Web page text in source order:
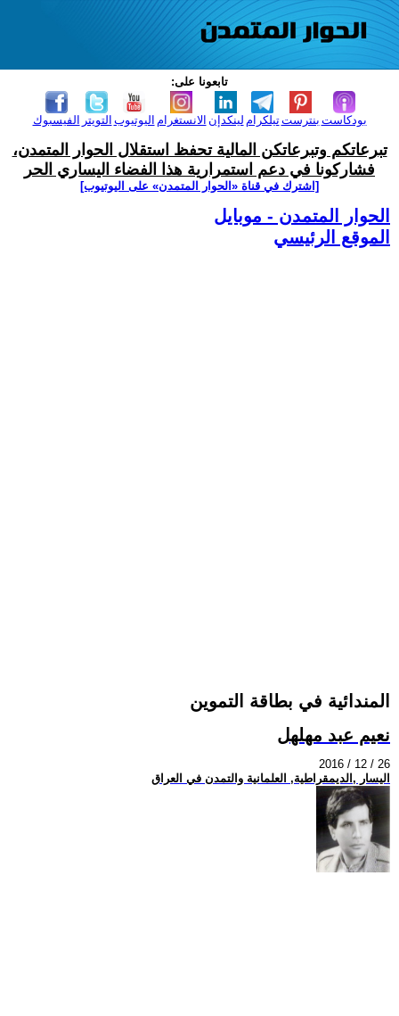
تابعونا على:
الفيسبوك التويتر اليوتيوب الانستغرام لينكدإن تيلكرامبنترست بودكاست
تبرعاتكم وتبرعاتكن المالية تحفظ استقلال الحوار المتمدن،
فشاركونا في دعم استمرارية هذا الفضاء اليساري الحر
[اشترك في قناة ‫«الحوار المتمدن» على اليوتيوب]
الحوار المتمدن - موبايل
الموقع الرئيسي
المندائية في بطاقة التموين
نعيم عبد مهلهل
2016 / 12 / 26
اليسار ,الديمقراطية, العلمانية والتمدن في العراق